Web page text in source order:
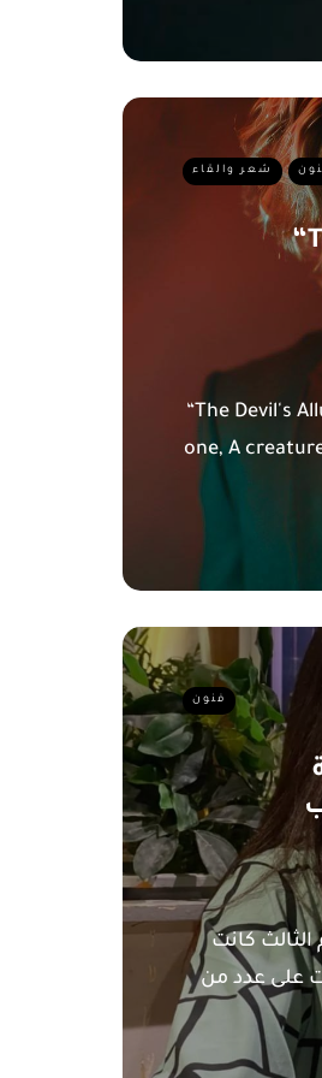
شعر والقاء
“The Devil's
one, A
فنون
كانت
على عدد من